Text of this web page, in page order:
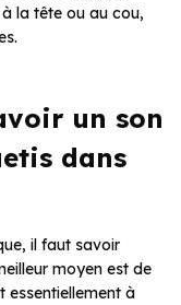
la tête ou au cou,
un son
dans
il faut savoir
moyen est de
essentiellement à